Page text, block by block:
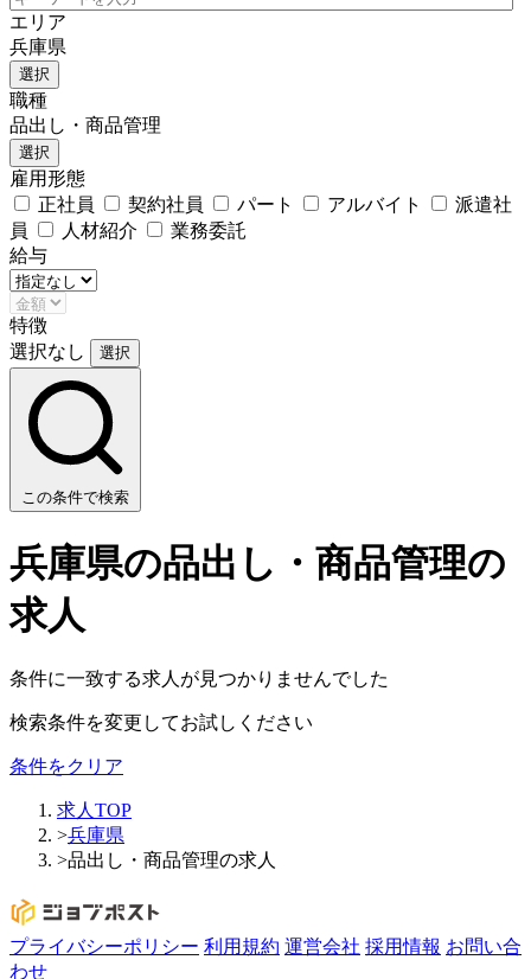
エリア
兵庫県
選択
職種
品出し・商品管理
選択
雇用形態
正社員
契約社員 パート アルバイト
派遣社
員
人材紹介
業務委託
給与
特徴
選択なし
選択
この条件で検索
兵庫県の品出し・商品管理の
求人
条件に一致する求人が見つかりませんでした
検索条件を変更してお試しください
条件をクリア
求人TOP
>兵庫県
>品出し・商品管理の求人
プライバシーポリシー 利用規約 運営会社 採用情報 お問い合
わせ